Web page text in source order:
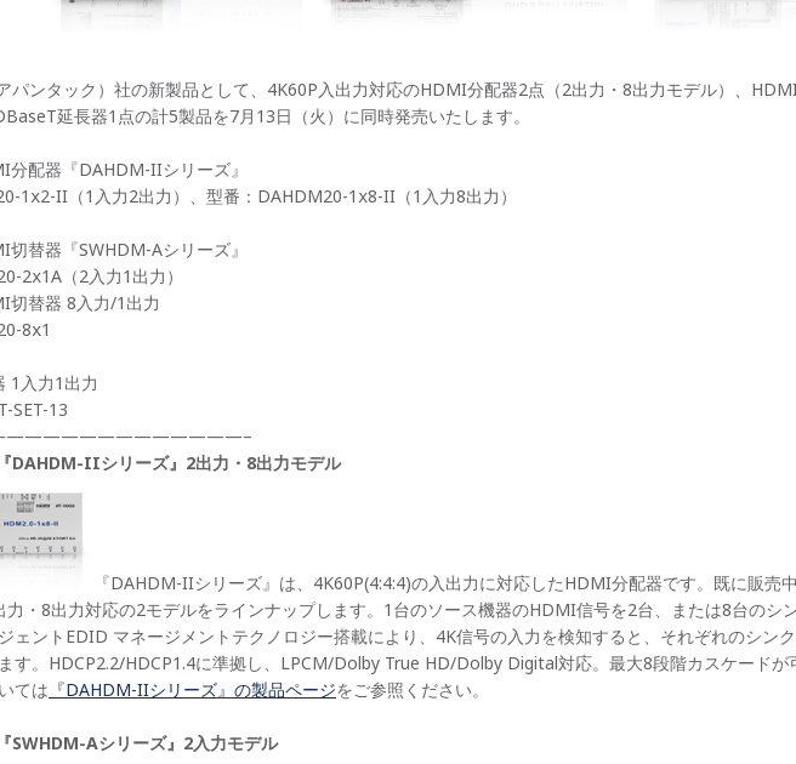
パンタック）社の新製品として、4K60P入出力対応のHDMI分配器2点（2出力・8出力モデル）、
延長器1点の計5製品を7月13日（火）に同時発売いたします。
分配器『DAHDM-IIシリーズ』
1 x2-II（1入力2出力）、型番：DAHDM20-1 x8-II（1入力8出力）
替器『SWHDM-Aシリーズ』
2x1A（2入力1出力）
切替器 8入力/1出力
8x1
1入力1出力
SET-13
DAHDM-IIシリーズ』2出力・8出力モデル
『DAHDM-IIシリーズ』は、4K60P(4:4:4)の入出力に対応したHDMI分配器です。既に販売
力・8出力対応の2モデルをラインナップします。1台のソース機器のHDMI信号を2台、または8台のシ
ェントEDID マネージメントテクノロジー搭載により、4K信号の入力を検知すると、それぞれのシン
す。HDCP2.2/HDCP1.4に準拠し、LPCM/Dolby True HD/Dolby Digital対応。最大8段階カスケードが
ては 『DAHDM-IIシリーズ』の製品ページをご参照ください。
SWHDM-Aシリーズ』2入力モデル